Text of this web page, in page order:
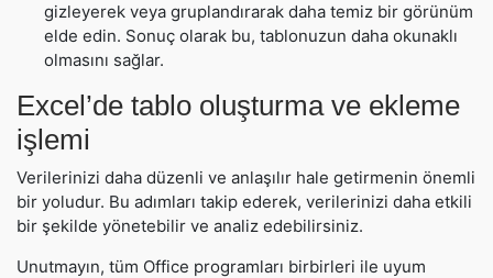
gizleyerek veya gruplandırarak daha temiz bir görünüm
elde edin. Sonuç olarak bu, tablonuzun daha okunaklı
olmasını sağlar.
Excel’de tablo oluşturma ve ekleme
işlemi
Verilerinizi daha düzenli ve anlaşılır hale getirmenin önemli
bir yoludur. Bu adımları takip ederek, verilerinizi daha etkili
bir şekilde yönetebilir ve analiz edebilirsiniz.
Unutmayın, tüm Office programları birbirleri ile uyum